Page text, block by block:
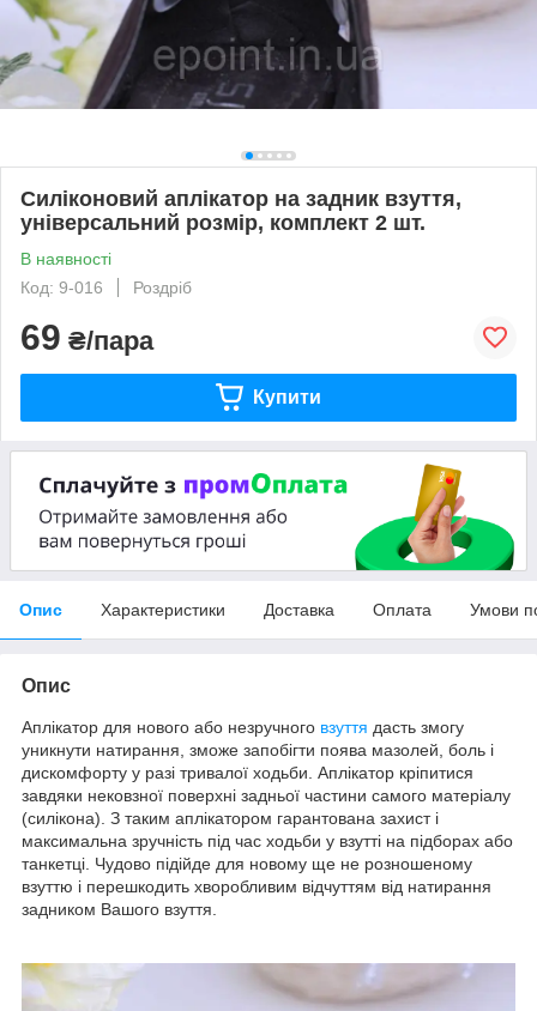
Силіконовий аплікатор на задник взуття,
універсальний розмір, комплект 2 шт.
В наявності
Код: 9-016
Роздріб
69 ₴/пара
Купити
Опис Характеристики Доставка Оплата Умови
Опис
Аплікатор для нового або незручного взуття дасть змогу
уникнути натирання, зможе запобігти поява мазолей, боль і
дискомфорту у разі тривалої ходьби. Аплікатор кріпитися
завдяки нековзної поверхні задньої частини самого матеріалу
(силікона). З таким аплікатором гарантована захист і
максимальна зручність під час ходьби у взутті на підборах або
танкетці. Чудово підійде для новому ще не розношеному
взуттю і перешкодить хворобливим відчуттям від натирання
задником Вашого взуття.